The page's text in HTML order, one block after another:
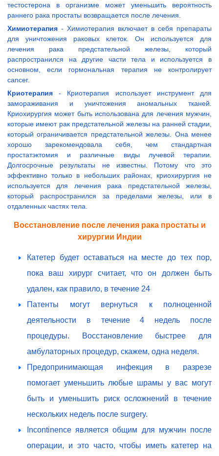
тестостерона в организме может уменьшить вероятность
раннего рака простаты возвращается после лечения.
Химиотерапия - Химиотерапия включает в себя препараты
для уничтожения раковых клеток. Он используется для
лечения рака предстательной железы, который
распространился на другие части тела и используется в
основном, если гормональная терапия не контролирует
cancer.
Криотерапия - Криотерапия использует инструмент для
замораживания и уничтожения аномальных тканей.
Криохирургия может быть использована для лечения мужчин,
которые имеют рак предстательной железы на ранней стадии,
который ограничивается предстательной железы. Она менее
хорошо зарекомендовала себя, чем стандартная
простатэктомия и различные виды лучевой терапии.
Долгосрочные результаты не известны. Потому что это
эффективно только в небольших районах, криохирургия не
используется для лечения рака предстательной железы,
который распространился за пределами железы, или в
отдаленных частях тела.
Восстановление после лечения рака простаты и
хирургии Индии
Катетер будет оставаться на месте до тех пор,
пока ваш хирург считает, что он должен быть
удален, как правило, в течение 24
Патенты могут вернуться к полноценной
деятельности в течение 4 недель после
процедуры. Восстановление быстрее для
амбулаторных процедур, скажем, одна неделя.
Предопринимающая инфекция в разрезе
помогает уменьшить любые шрамы у вас могут
быть и уменьшить риск осложнений в течение
нескольких недель после surgery.
Incontinence является общим для мужчин после
операции, и это часто, чтобы иметь катетер на